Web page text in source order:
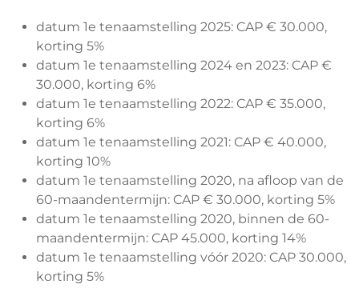
datum 1e tenaamstelling 2025: CAP € 30.000,
korting 5%
datum 1e tenaamstelling 2024 en 2023: CAP €
30.000, korting 6%
datum 1e tenaamstelling 2022: CAP € 35.000,
korting 6%
datum 1e tenaamstelling 2021: CAP € 40.000,
korting 10%
datum 1e tenaamstelling 2020, na afloop van de
60-maandentermijn: CAP € 30.000, korting 5%
datum 1e tenaamstelling 2020, binnen de 60-
maandentermijn: CAP 45.000, korting 14%
datum 1e tenaamstelling vóór 2020: CAP 30.000,
korting 5%